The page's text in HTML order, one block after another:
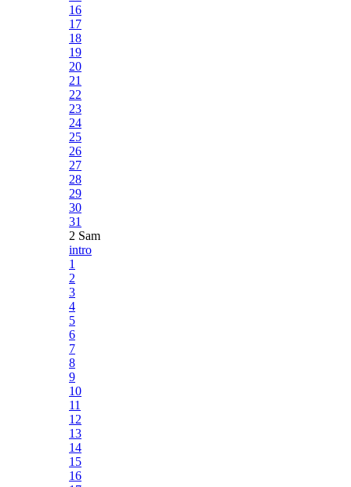
16
17
18
19
20
21
22
23
24
25
26
27
28
29
30
31
2 Sam
intro
1
2
3
4
5
6
7
8
9
10
11
12
13
14
15
16